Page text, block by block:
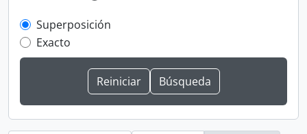
Superposición
Exacto